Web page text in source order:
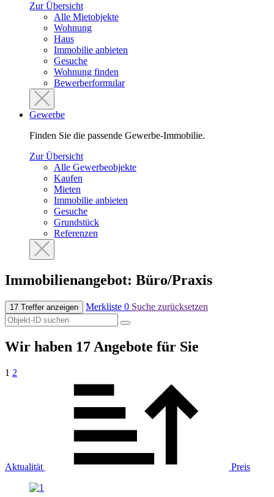
Zur Übersicht
Alle Mietobjekte
Wohnung
Haus
Immobilie anbieten
Gesuche
Wohnung finden
Bewerberformular
Gewerbe
Finden Sie die passende Gewerbe-Immobilie.
Zur Übersicht
Alle Gewerbeobjekte
Kaufen
Mieten
Immobilie anbieten
Gesuche
Grundstück
Referenzen
Immobilien­angebot: Büro/Praxis
17 Treffer anzeigen Merkliste 0 Suche zurücksetzen
Wir haben 17 Angebote für Sie
1 2
Aktualität Preis